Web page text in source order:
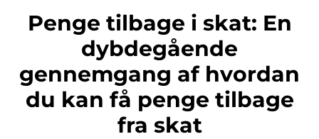
Penge tilbage i skat: En
dybdegående
gennemgang af hvordan
du kan få penge tilbage
fra skat